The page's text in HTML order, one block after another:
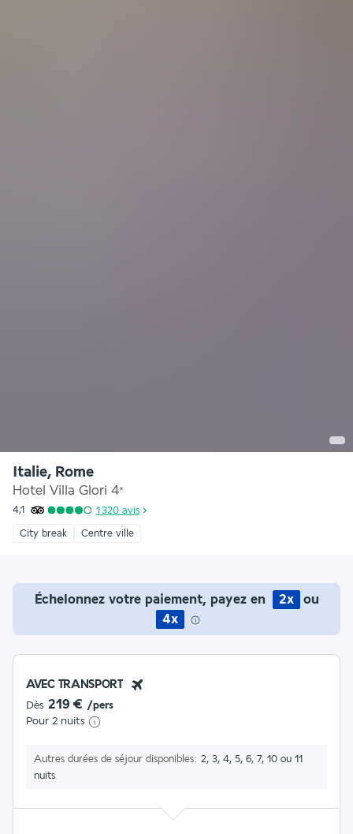
Italie, Rome
Hotel Villa Glori 4*
4,1 1 320 avis
City break Centre ville
Échelonnez votre paiement, payez en 2x
ou
4x
AVEC TRANSPORT
Dès 219 € /pers
Pour 2 nuits
Autres durées de séjour disponibles
2, 3, 4, 5, 6, 7, 10 ou 11
nuits